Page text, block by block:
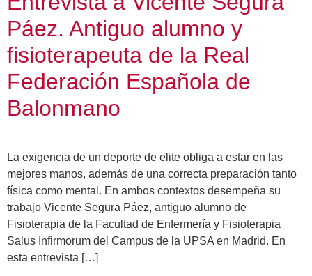
Páez. Antiguo alumno y
fisioterapeuta de la Real
Federación Española de
Balonmano
La exigencia de un deporte de elite obliga a estar en las
mejores manos, además de una correcta preparación tanto
física como mental. En ambos contextos desempeña su
trabajo Vicente Segura Páez, antiguo alumno de
Fisioterapia de la Facultad de Enfermería y Fisioterapia
Salus Infirmorum del Campus de la UPSA en Madrid. En
esta entrevista […]